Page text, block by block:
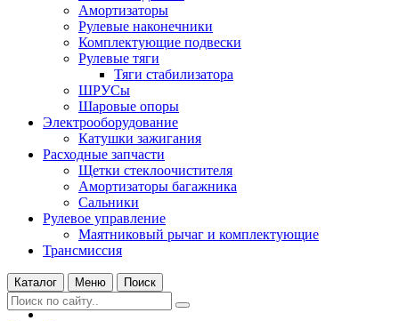
Амортизаторы
Рулевые наконечники
Комплектующие подвески
Рулевые тяги
Тяги стабилизатора
ШРУСы
Шаровые опоры
Электрооборудование
Катушки зажигания
Расходные запчасти
Щетки стеклоочистителя
Амортизаторы багажника
Сальники
Рулевое управление
Маятниковый рычаг и комплектующие
Трансмиссия
Каталог Меню Поиск